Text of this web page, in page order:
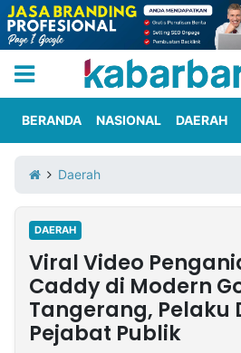
Iklan
Berita
Kami
Nasional
International
Olahraga
Entertainment
Daerah
Pariwisata
Kuliner
Kolom
Network
BERANDA NASIONAL DAERAH
Daerah
DAERAH
Viral Video
Caddy di Modern
Tangerang, Pelaku
Pejabat Publik